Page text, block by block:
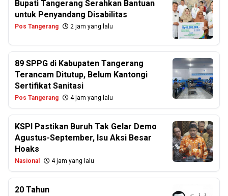
Bupati Tangerang Serahkan Bantuan
untuk Penyandang Disabilitas
Pos Tangerang 2 jam yang lalu
89 SPPG di Kabupaten Tangerang
Terancam Ditutup, Belum Kantongi
Sertifikat Sanitasi
Pos Tangerang 4 jam yang lalu
KSPI Pastikan Buruh Tak Gelar Demo
Agustus-September, Isu Aksi Besar
Hoaks
Nasional 4 jam yang lalu
20 Tahun